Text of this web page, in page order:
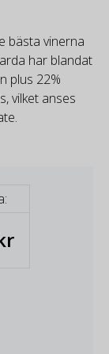
bästa vinerna
har blandat
plus 22%
vilket anses